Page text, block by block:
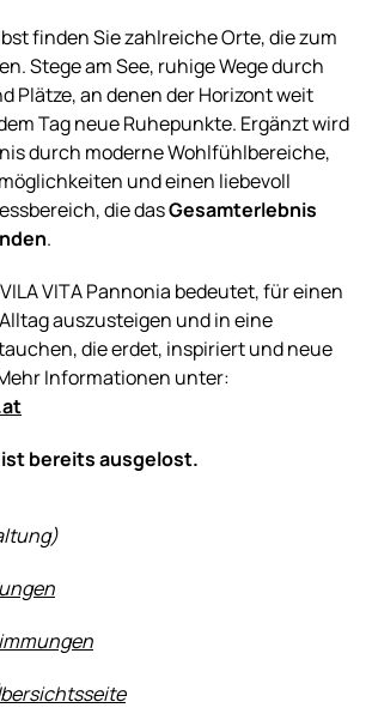
finden Sie zahlreiche Orte, die zum
Stege am See, ruhige Wege durch
Plätze, an denen der Horizont weit
Tag neue Ruhepunkte. Ergänzt wird
durch moderne Wohlfühlbereiche,
und einen liebevoll
die dasGesamterlebnis
.
VITA Pannonia bedeutet, für einen
auszusteigen und in eine
die erdet, inspiriert und neue
Informationen unter:
bereits ausgelost.